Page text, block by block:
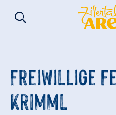
Freiwillige
Krimml